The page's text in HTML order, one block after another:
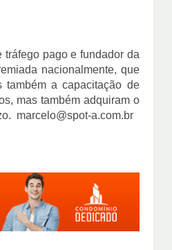
pago e fundador da
nacionalmente, que
a capacitação de
mas também adquiram o
marcelo@spot-a.com.br